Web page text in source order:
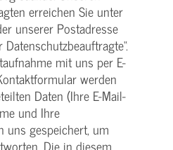
erreichen Sie unter
unserer Postadresse
mit uns per E-
werden
Daten (Ihre E-Mail-
und Ihre
uns gespeichert, um